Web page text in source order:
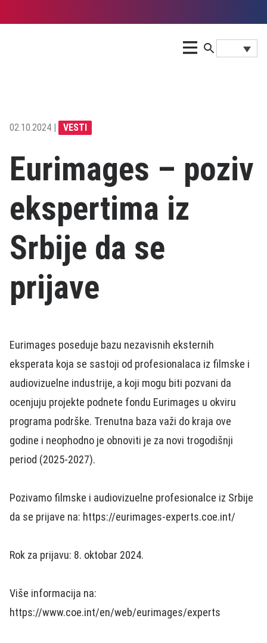
02.10.2024 | VESTI
Eurimages – poziv
ekspertima iz
Srbije da se
prijave
Eurimages poseduje bazu nezavisnih eksternih
eksperata koja se sastoji od profesionalaca iz filmske i
audiovizuelne industrije, a koji mogu biti pozvani da
ocenjuju projekte podnete fondu Eurimages u okviru
programa podrške. Trenutna baza važi do kraja ove
godine i neophodno je obnoviti je za novi trogodišnji
period (2025-2027).
Pozivamo filmske i audiovizuelne profesionalce iz Srbije
da se prijave na: https://eurimages-experts.coe.int/
Rok za prijavu: 8. oktobar 2024.
Više informacija na:
https://www.coe.int/en/web/eurimages/experts